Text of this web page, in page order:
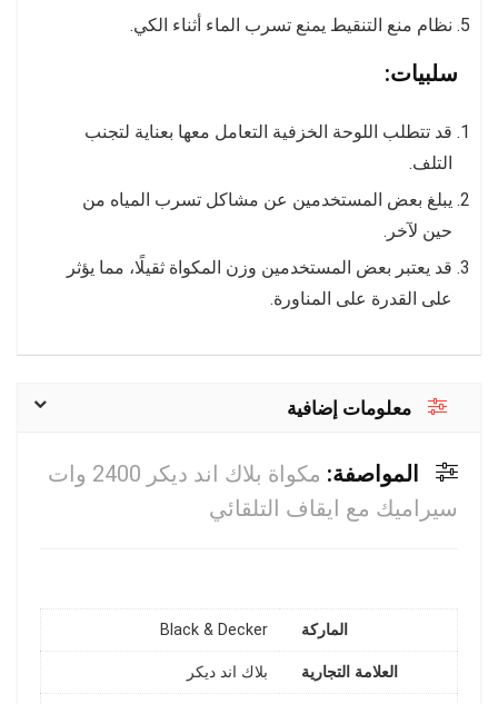
نظام منع التنقيط يمنع تسرب الماء أثناء الكي.
سلبيات:
قد تتطلب اللوحة الخزفية التعامل معها بعناية لتجنب
التلف.
يبلغ بعض المستخدمين عن مشاكل تسرب المياه من
حين لآخر.
قد يعتبر بعض المستخدمين وزن المكواة ثقيلًا، مما يؤثر
على القدرة على المناورة.
معلومات إضافية
المواصفة:
مكواة بلاك اند ديكر 2400 وات
سيراميك مع ايقاف التلقائي
الماركة Black & Decker
العلامة التجارية